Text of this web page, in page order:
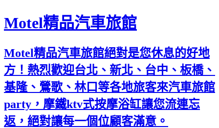
Motel精品汽車旅館
Motel精品汽車旅館絕對是您休息的好地
方！熱烈歡迎台北、新北、台中、板橋、
基隆、鶯歌、林口等各地旅客來汽車旅館
party，摩鐵ktv式按摩浴缸讓您流連忘
返，絕對讓每一個位顧客滿意。